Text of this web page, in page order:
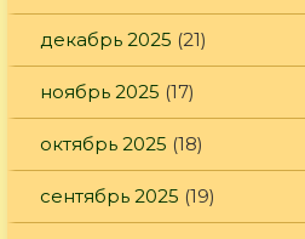
декабрь 2025 (21)
ноябрь 2025 (17)
октябрь 2025 (18)
сентябрь 2025 (19)